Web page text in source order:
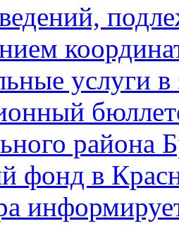
услуги в
района
фонд в